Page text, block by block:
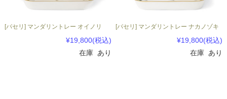
[パセリ] マンダリントレー オイノリ
¥19,800(税込)
在庫 あり
[パセリ] マンダリントレー ナカノゾキ
¥19,800(税込)
在庫 あり